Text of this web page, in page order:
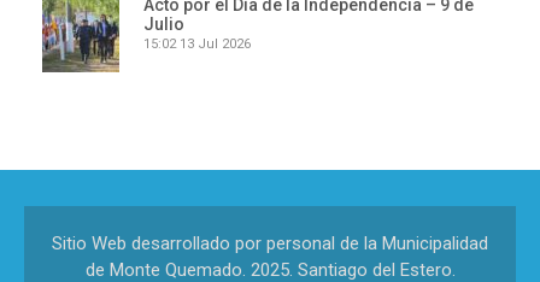
Acto por el Día de la Independencia – 9 de
Julio
15:02 13 Jul 2026
Sitio Web desarrollado por personal de la Municipalidad
de Monte Quemado. 2025. Santiago del Estero.